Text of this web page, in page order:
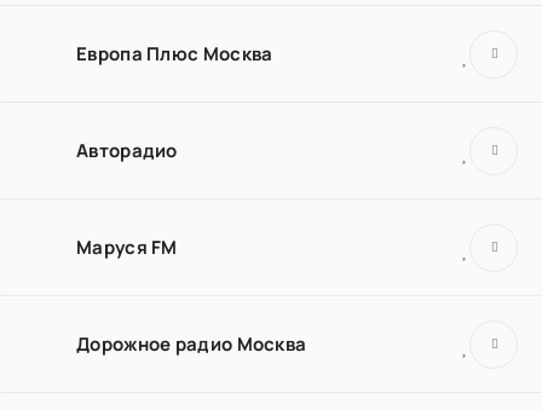
Европа Плюс Москва
Авторадио
Маруся FM
Дорожное радио Москва